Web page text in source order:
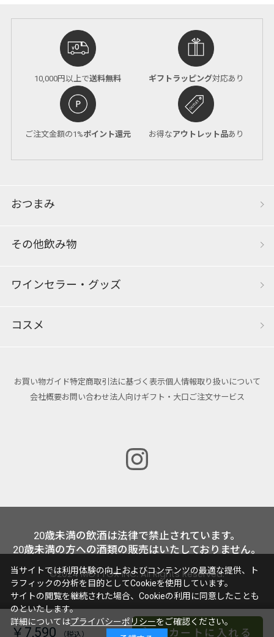
￥7,590 カートに入れる
10,000円以上で送料無料 ギフトラッピング対応あり
ご注文金額の1%ポイント還元 お得なアウトレット品あり
おつまみ
その他飲み物
ワインセラー・グッズ
コスメ
お買い物ガイド特定商取引法に基づく表示個人情報取り扱いについて
会社概要お問い合わせ法人向けギフト・大口ご注文サービス
20歳未満の飲酒は法律で禁止されています。
20歳未満の方への酒類の販売はいたしておりません。
©2024 MOTTOX INC. All Rights Reserved.
当サイトでは利用体験の向上およびコンテンツの最適な提供、ト
ラフィックの分析を目的としてCookieを使用しています。
サイトの閲覧を継続された場合、Cookieの利用に同意したことも
のといたします。
詳細についてはプライバシーポリシーをご確認ください。